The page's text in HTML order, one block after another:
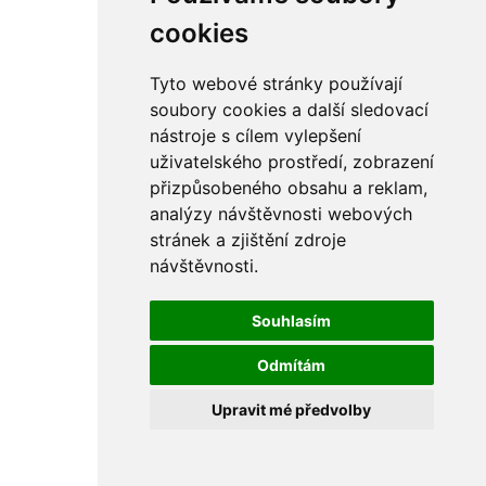
cookies
Tyto webové stránky používají
soubory cookies a další sledovací
nástroje s cílem vylepšení
uživatelského prostředí, zobrazení
přizpůsobeného obsahu a reklam,
analýzy návštěvnosti webových
stránek a zjištění zdroje
návštěvnosti.
Souhlasím
Odmítám
Upravit mé předvolby
řetězy
ostatní části
sekundární
sání
sedla
spojovací materiál
matice
podložky
pojistné kroužky
šrouby
výbava
výfuky a kolena
bowdeny a lanka
filtry
gufera